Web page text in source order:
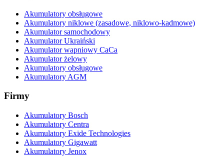
Akumulatory obsługowe
Akumulatory niklowe (zasadowe, niklowo-kadmowe)
Akumulator samochodowy
Akumulator Ukraiński
Akumulator wapniowy CaCa
Akumulator żelowy
Akumulatory obsługowe
Akumulatory AGM
Firmy
Akumulatory Bosch
Akumulatory Centra
Akumulatory Exide Technologies
Akumulatory Gigawatt
Akumulatory Jenox